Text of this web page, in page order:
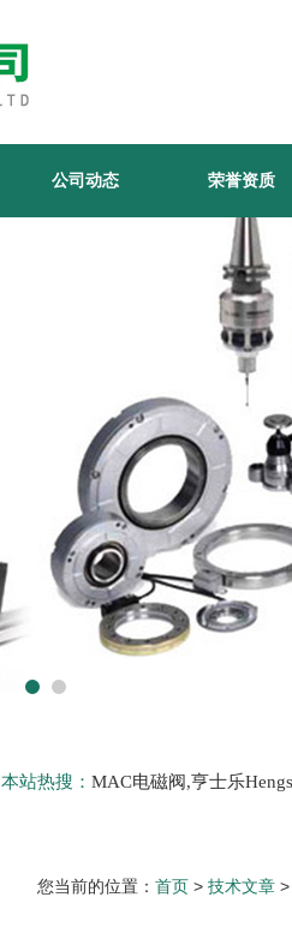
公司动态 荣誉资质
本站热搜： MAC电磁阀,亨士乐
您当前的位置： 首页 > 技术文章